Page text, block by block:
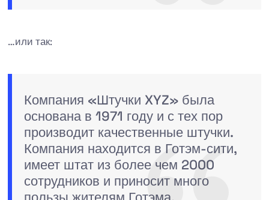
…или так:
Компания «Штучки XYZ» была
основана в 1971 году и с тех пор
производит качественные штучки.
Компания находится в Готэм-сити,
имеет штат из более чем 2000
сотрудников и приносит много